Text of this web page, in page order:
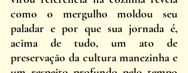
como o mergulho moldou seu
paladar e por que sua jornada é,
acima de tudo, um ato de
preservação da cultura manezinha e